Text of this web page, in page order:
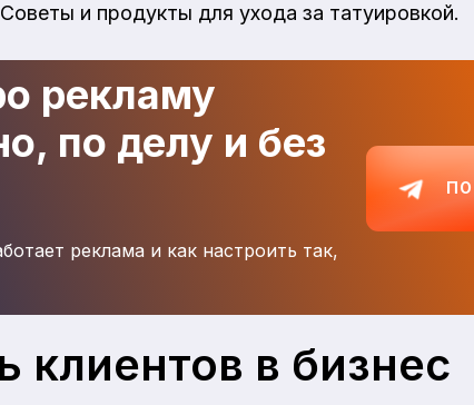
Советы и продукты для ухода за татуировкой.
рекламу
по делу и без
реклама и как настроить так,
клиентов в бизнес